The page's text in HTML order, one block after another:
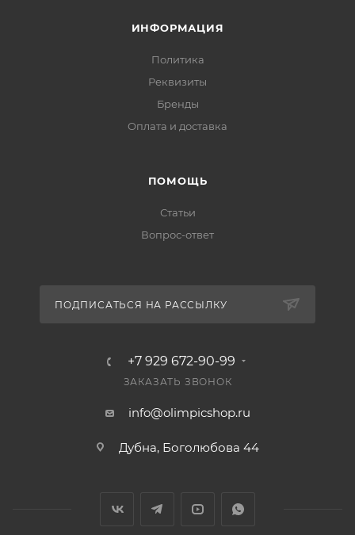
ИНФОРМАЦИЯ
Политика
Реквизиты
Бренды
Оплата и доставка
ПОМОЩЬ
Статьи
Вопрос-ответ
ПОДПИСАТЬСЯ НА РАССЫЛКУ
+7 929 672-90-99
ЗАКАЗАТЬ ЗВОНОК
info@olimpicshop.ru
Дубна, Боголюбова 44